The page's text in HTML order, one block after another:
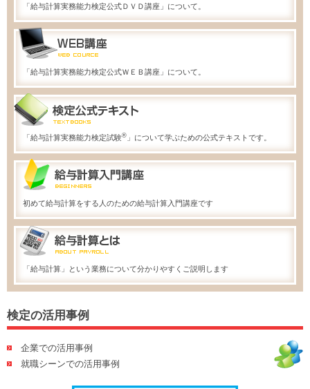
「給与計算実務能力検定公式ＤＶＤ講座」について。
「給与計算実務能力検定公式ＷＥＢ講座」について。
「給与計算実務能力検定試験® 」について学ぶための公式テキストです。
初めて給与計算をする人のための給与計算入門講座です
「給与計算」という業務について分かりやすくご説明します
検定の活用事例
企業での活用事例
就職シーンでの活用事例